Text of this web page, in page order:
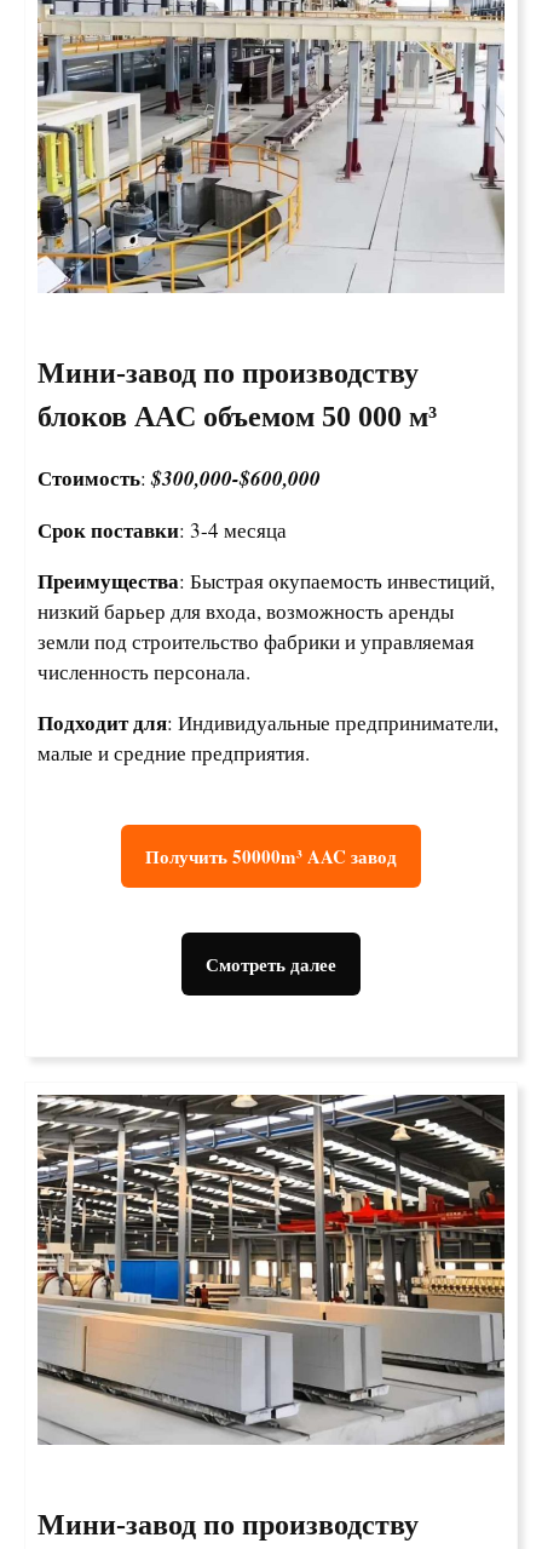
Мини-завод по производству
блоков AAC объемом 50 000 м³
Стоимость:$300,000-$600,000
Срок поставки: 3-4 месяца
Преимущества: Быстрая окупаемость инвестиций,
низкий барьер для входа, возможность аренды
земли под строительство фабрики и управляемая
численность персонала.
Подходит для: Индивидуальные предприниматели,
малые и средние предприятия.
Получить 50000m³ AAC завод
Смотреть далее
Мини-завод по производству